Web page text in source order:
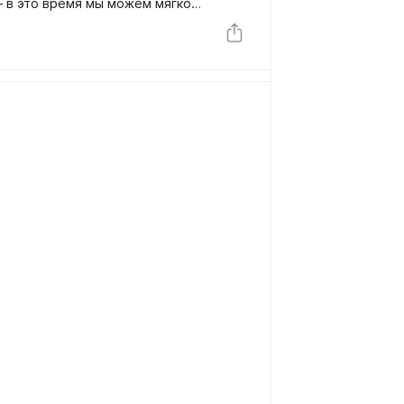
в это время мы можем мягко
и поддержать здоровье. Ниже